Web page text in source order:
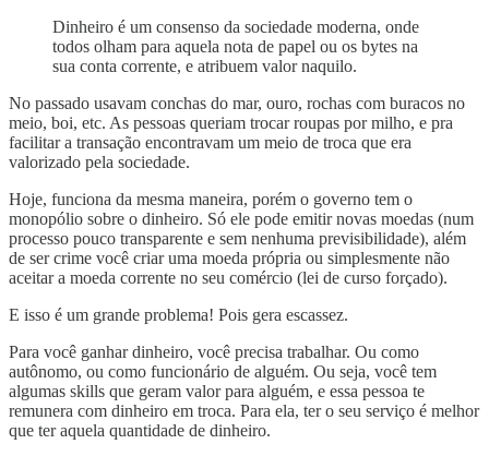
Dinheiro é um consenso da sociedade moderna, onde
todos olham para aquela nota de papel ou os bytes na
sua conta corrente, e atribuem valor naquilo.
No passado usavam conchas do mar, ouro, rochas com buracos no
meio, boi, etc. As pessoas queriam trocar roupas por milho, e pra
facilitar a transação encontravam um meio de troca que era
valorizado pela sociedade.
Hoje, funciona da mesma maneira, porém o governo tem o
monopólio sobre o dinheiro. Só ele pode emitir novas moedas (num
processo pouco transparente e sem nenhuma previsibilidade), além
de ser crime você criar uma moeda própria ou simplesmente não
aceitar a moeda corrente no seu comércio (lei de curso forçado).
E isso é um grande problema! Pois gera escassez.
Para você ganhar dinheiro, você precisa trabalhar. Ou como
autônomo, ou como funcionário de alguém. Ou seja, você tem
algumas skills que geram valor para alguém, e essa pessoa te
remunera com dinheiro em troca. Para ela, ter o seu serviço é melhor
que ter aquela quantidade de dinheiro.